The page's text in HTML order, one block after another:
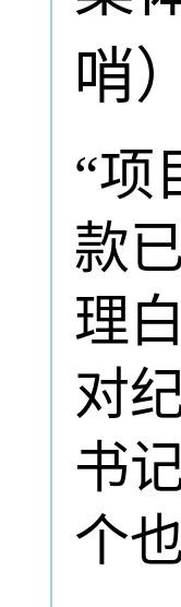
哨）
“项
款
理
对
书
个